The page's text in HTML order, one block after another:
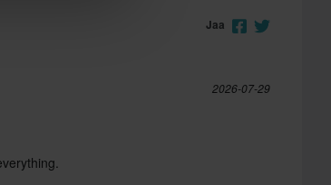
Jaa
2026-07-29